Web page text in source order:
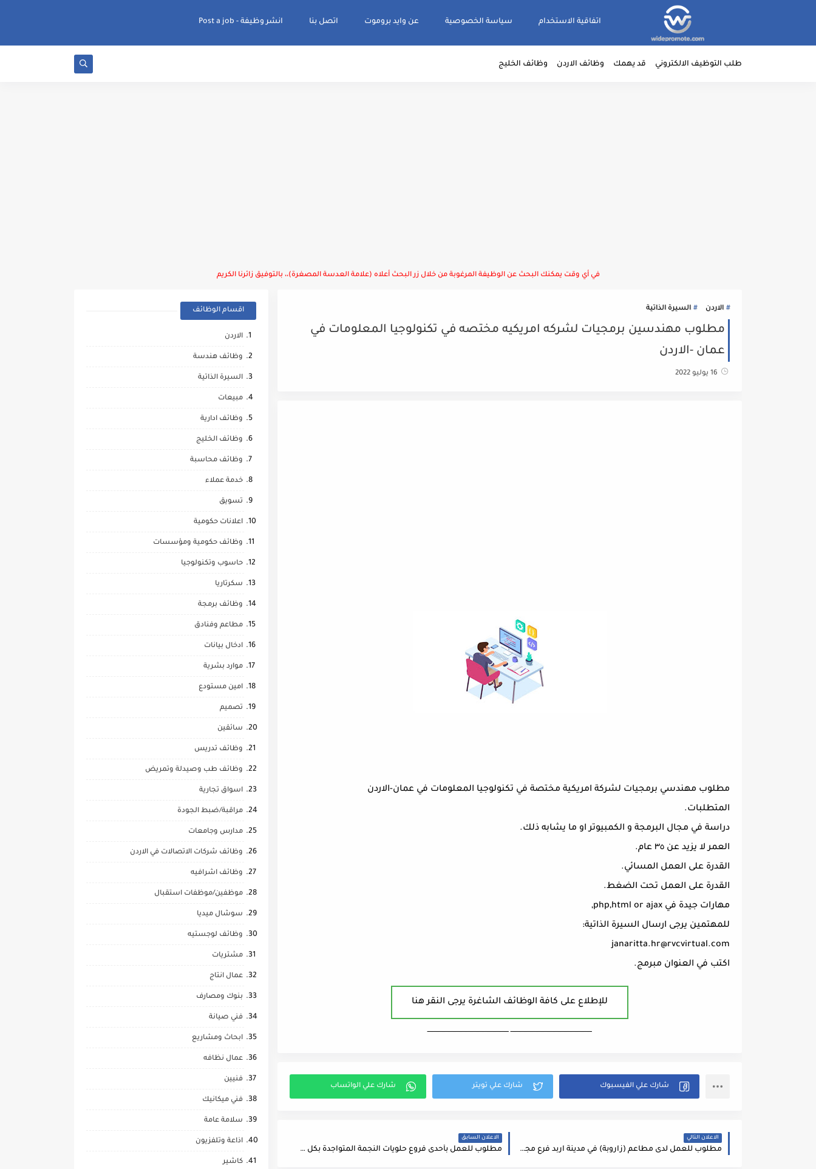
اتفاقية الاستخدام سياسة الخصوصية عن وايد بروموت اتصل بنا انشر وظيفة - Post a job
طلب التوظيف الالكتروني قد يهمك وظائف الاردن وظائف الخليج
في أي وقت يمكنك البحث عن الوظيفة المرغوبة من خلال زر البحث أعلاه (علامة العدسة المصغرة)،، بالتوفيق زائرنا الكريم
الاردن السيرة الذاتية
مطلوب مهندسين برمجيات لشركه امريكيه مختصه في تكنولوجيا المعلومات في
عمان -الاردن
16 يوليو 2022
مطلوب مهندسي برمجيات لشركة امريكية مختصة في تكنولوجيا المعلومات في عمان-الاردن
المتطلبات.
دراسة في مجال البرمجة و الكمبيوتر او ما يشابه ذلك.
العمر لا يزيد عن ٣٥ عام.
القدرة على العمل المسائي.
القدرة على العمل تحت الضغط.
مهارات جيدة في php,html or ajax,
للمهتمين يرجى ارسال السيرة الذاتية:
janaritta.hr@rvcvirtual.com
اكتب في العنوان مبرمج.
للإطلاع على كافة الوظائف الشاغرة يرجى النقر هنا
ـــــــــــــــــــــــــــــــــــــــــــــــــــــــــــــــــــ ـــــــــــــــــــــــــــــــــــــــــــــــــــــــــــــــــــ
الاعلان التالي
مطلوب للعمل لدى مطاعم (زاروبة) في مدينة اربد فرع مجمع عمان
الاعلان السابق
مطلوب للعمل بأحدى فروع حلويات النجمة المتواجدة بكل من ( الرابية , دابوق , شارع المدينة المنورة , البيادر )
اقسام الوظائف
الاردن
وظائف هندسة
السيرة الذاتية
مبيعات
وظائف ادارية
وظائف الخليج
وظائف محاسبة
خدمة عملاء
تسويق
اعلانات حكومية
وظائف حكومية ومؤسسات
حاسوب وتكنولوجيا
سكرتاريا
وظائف برمجة
مطاعم وفنادق
ادخال بيانات
موارد بشرية
امين مستودع
تصميم
سائقين
وظائف تدريس
وظائف طب وصيدلة وتمريض
اسواق تجارية
مراقبة/ضبط الجودة
مدارس وجامعات
وظائف شركات الاتصالات في الاردن
وظائف اشرافيه
موظفين/موظفات استقبال
سوشال ميديا
وظائف لوجستيه
مشتريات
عمال انتاج
بنوك ومصارف
فني صيانة
ابحاث ومشاريع
عمال نظافه
فنيين
فني ميكانيك
سلامة عامة
اذاعة وتلفزيون
كاشير